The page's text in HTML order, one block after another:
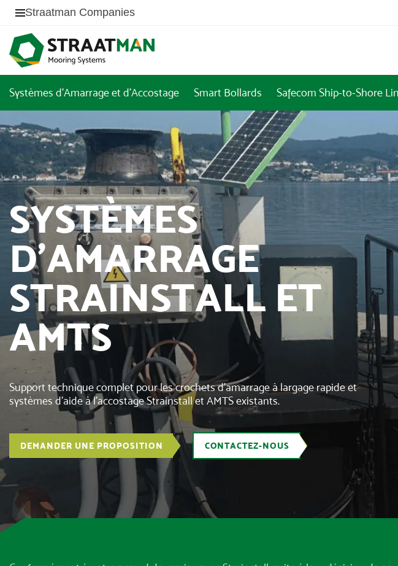
Straatman Companies
Systèmes d'Amarrage et d'Accostage Smart Bollards Safecom Ship-to-Shore
SYSTÈMES
D’AMARRAGE
STRAINSTALL ET
AMTS
Support technique complet pour les crochets d’amarrage à largage rapide et
systèmes d’aide à l’accostage Strainstall et AMTS existants.
DEMANDER UNE PROPOSITION CONTACTEZ-NOUS